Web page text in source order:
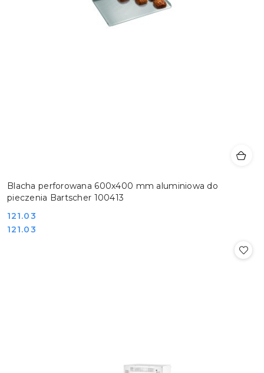
Blacha perforowana 600x400 mm aluminiowa do
pieczenia Bartscher 100413
Cena:
121.03
Cena:
121.03